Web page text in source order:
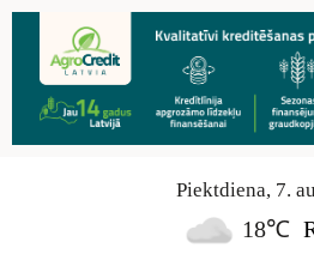
Piektdiena, 7.
18℃